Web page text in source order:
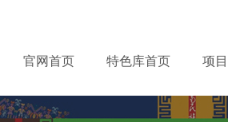
官网首页 特色库首页 项目